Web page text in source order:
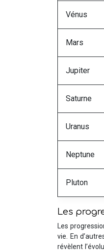
Vénus
Mars
Jupiter
Saturne
Uranus
Neptune
Pluton
Les
Les
vie. En
révèlent